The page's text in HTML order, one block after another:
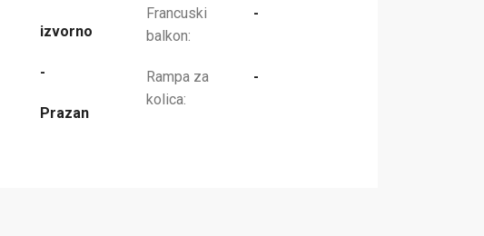
izvorno
-
Prazan
Francuski
balkon:
-
Rampa za
kolica:
-